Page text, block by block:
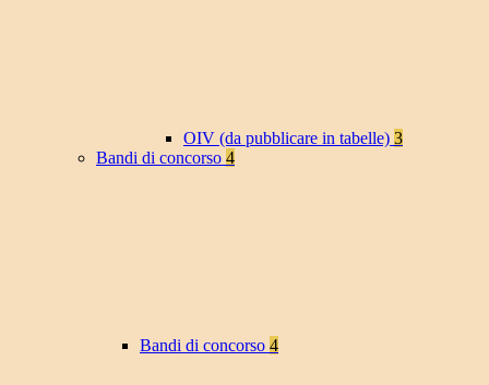
OIV (da pubblicare in tabelle) 3
Bandi di concorso 4
Bandi di concorso 4